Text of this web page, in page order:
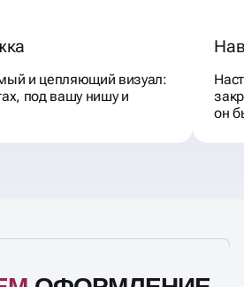
и цепляющий визуал:
под вашу нишу и